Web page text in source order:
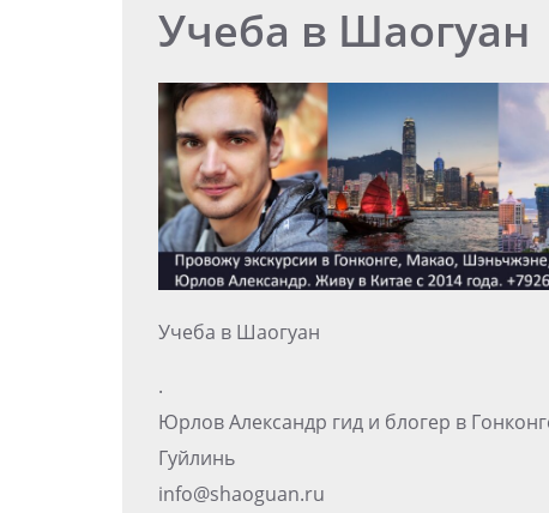
Учеба в Шаогуан
Учеба в Шаогуан
.
Юрлов Александр гид и блогер в
Гуйлинь
info@shaoguan.ru